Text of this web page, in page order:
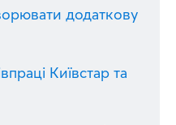
додаткову
Київстар та